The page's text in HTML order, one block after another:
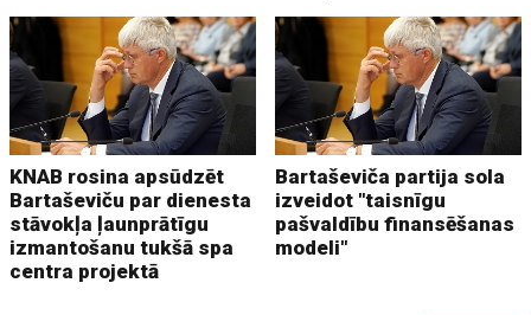
KNAB rosina apsūdzēt
Bartaševiču par dienesta
stāvokļa ļaunprātīgu
izmantošanu tukšā spa
centra projektā
Bartaševiča partija sola
izveidot "taisnīgu
pašvaldību finansēšanas
modeli"